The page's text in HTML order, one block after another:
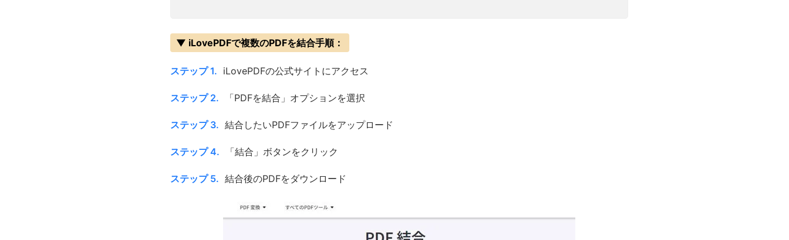
▼ iLovePDFで複数のPDFを結合手順：
ステップ 1. iLovePDFの公式サイトにアクセス
ステップ 2. 「PDFを結合」オプションを選択
ステップ 3. 結合したいPDFファイルをアップロード
ステップ 4. 「結合」ボタンをクリック
ステップ 5. 結合後のPDFをダウンロード